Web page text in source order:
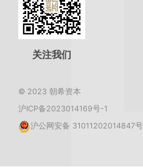
关注我们
© 2023 朝希资本
沪ICP备2023014169号-1
沪公网安备 31011202014847号